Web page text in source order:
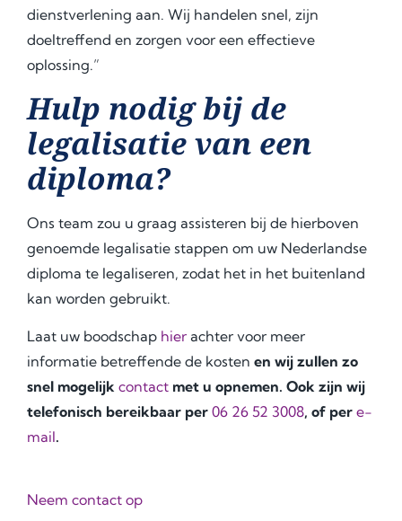
dienstverlening aan. Wij handelen snel, zijn
doeltreffend en zorgen voor een effectieve
oplossing.”
Hulp nodig bij de
legalisatie van een
diploma?
Ons team zou u graag assisteren bij de hierboven
genoemde legalisatie stappen om uw Nederlandse
diploma te legaliseren, zodat het in het buitenland
kan worden gebruikt.
Laat uw boodschap hier achter voor meer
informatie betreffende de kosten en wij zullen zo
snel mogelijk contact met u opnemen. Ook zijn wij
telefonisch bereikbaar per 06 26 52 3008, of per e-
mail.
Neem contact op